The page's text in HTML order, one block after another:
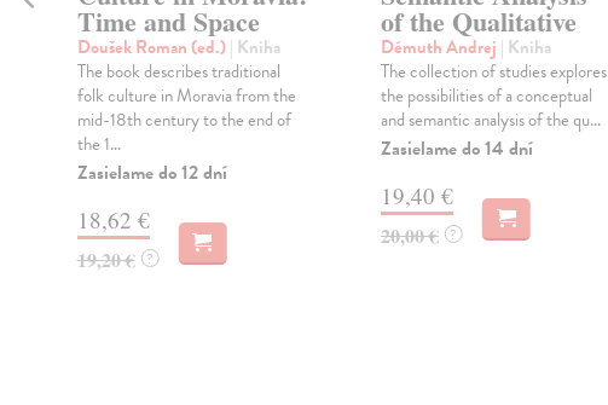
Time and Space
Doušek Roman (ed.)| Kniha
The book describes traditional
folk culture in Moravia from the
mid-18th century to the end of
the 1...
Zasielame do 12 dní
18,62 €
19,20 € ?
of the Qualitative
Démuth Andrej | Kniha
The collection of studies explores
the possibilities of a conceptual
and semantic analysis of the qu...
Zasielame do 14 dní
19,40 €
20,00 € ?